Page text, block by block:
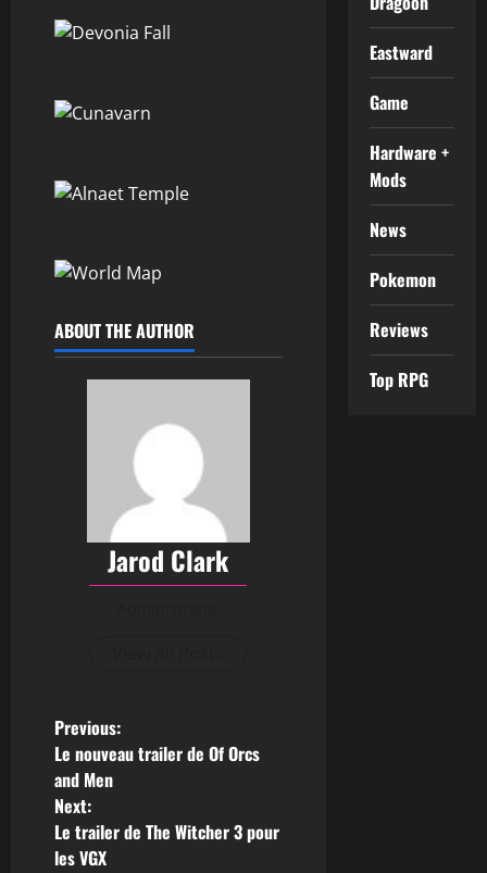
ABOUT THE AUTHOR
Jarod Clark
Previous:
Le nouveau trailer de Of Orcs
and Men
Next:
Le trailer de The Witcher 3 pour
les VGX
Eastward
Game
Hardware +
Mods
News
Pokemon
Reviews
Top RPG